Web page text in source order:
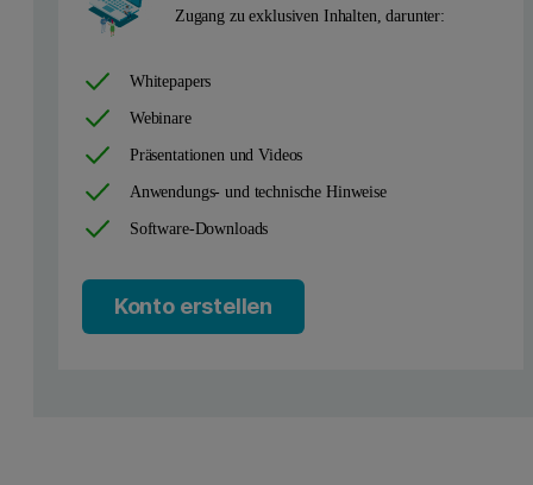
Zugang zu exklusiven Inhalten, darunter:
Whitepapers
Webinare
Präsentationen und Videos
Anwendungs- und technische Hinweise
Software-Downloads
Konto erstellen